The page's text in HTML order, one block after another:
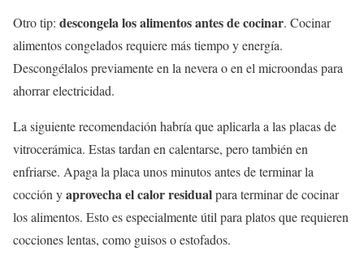
Otro tip: descongela los alimentos antes de cocinar. Cocinar
alimentos congelados requiere más tiempo y energía.
Descongélalos previamente en la nevera o en el microondas para
ahorrar electricidad.
La siguiente recomendación habría que aplicarla a las placas de
vitrocerámica. Estas tardan en calentarse, pero también en
enfriarse. Apaga la placa unos minutos antes de terminar la
cocción yaprovecha el calor residualpara terminar de cocinar
los alimentos. Esto es especialmente útil para platos que requieren
cocciones lentas, como guisos o estofados.